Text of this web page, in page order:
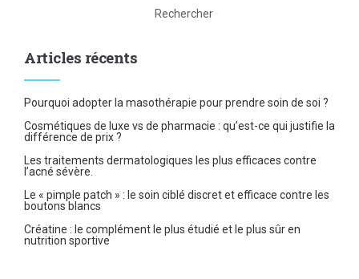
Rechercher
Articles récents
Pourquoi adopter la masothérapie pour prendre soin de soi ?
Cosmétiques de luxe vs de pharmacie : qu’est-ce qui justifie la
différence de prix ?
Les traitements dermatologiques les plus efficaces contre
l’acné sévère.
Le « pimple patch » : le soin ciblé discret et efficace contre les
boutons blancs
Créatine : le complément le plus étudié et le plus sûr en
nutrition sportive